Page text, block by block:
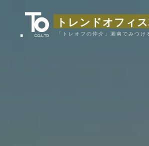
トレンドオフィ
「トレオフの仲介」湘南でみつけ